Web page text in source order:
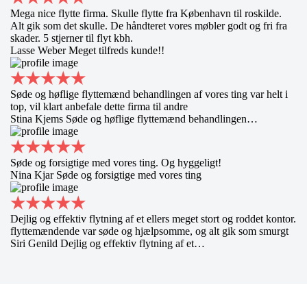
Mega nice flytte firma. Skulle flytte fra København til roskilde.
Alt gik som det skulle. De håndteret vores møbler godt og fri fra
skader. 5 stjerner til flyt kbh.
Lasse WeberMeget tilfreds kunde!!
Søde og høflige flyttemænd behandlingen af vores ting var helt i
top, vil klart anbefale dette firma til andre
Stina Kjems Søde og høflige flyttemænd behandlingen…
Søde og forsigtige med vores ting. Og hyggeligt!
Nina Kjar Søde og forsigtige med vores ting
Dejlig og effektiv flytning af et ellers meget stort og roddet kontor.
flyttemændende var søde og hjælpsomme, og alt gik som smurgt
Siri Genild Dejlig og effektiv flytning af et…